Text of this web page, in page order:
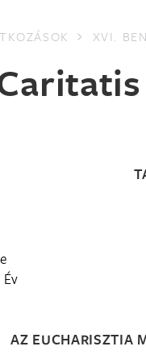
XVI.
AZ EUCHARISZTIA